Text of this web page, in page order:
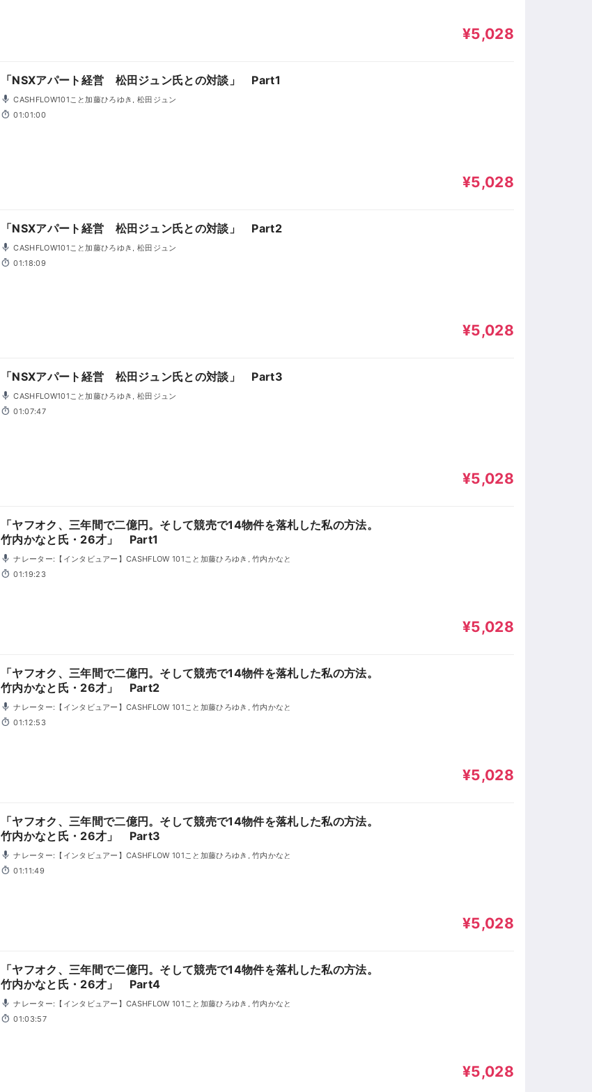
¥5,028
「NSXアパート経営 松田ジュン氏との対談」 Part1
CASHFLOW101こと加藤ひろゆき, 松田ジュン
01:01:00
¥5,028
「NSXアパート経営 松田ジュン氏との対談」 Part2
CASHFLOW101こと加藤ひろゆき, 松田ジュン
01:18:09
¥5,028
「NSXアパート経営 松田ジュン氏との対談」 Part3
CASHFLOW101こと加藤ひろゆき, 松田ジュン
01:07:47
¥5,028
「ヤフオク、三年間で二億円。そして競売で14物件を落札した私の方法。
竹内かなと氏・26才」 Part1
ナレーター:【インタビュアー】CASHFLOW 101こと加藤ひろゆき, 竹内かなと
01:19:23
¥5,028
「ヤフオク、三年間で二億円。そして競売で14物件を落札した私の方法。
竹内かなと氏・26才」 Part2
ナレーター:【インタビュアー】CASHFLOW 101こと加藤ひろゆき, 竹内かなと
01:12:53
¥5,028
「ヤフオク、三年間で二億円。そして競売で14物件を落札した私の方法。
竹内かなと氏・26才」 Part3
ナレーター:【インタビュアー】CASHFLOW 101こと加藤ひろゆき, 竹内かなと
01:11:49
¥5,028
「ヤフオク、三年間で二億円。そして競売で14物件を落札した私の方法。
竹内かなと氏・26才」 Part4
ナレーター:【インタビュアー】CASHFLOW 101こと加藤ひろゆき, 竹内かなと
01:03:57
¥5,028